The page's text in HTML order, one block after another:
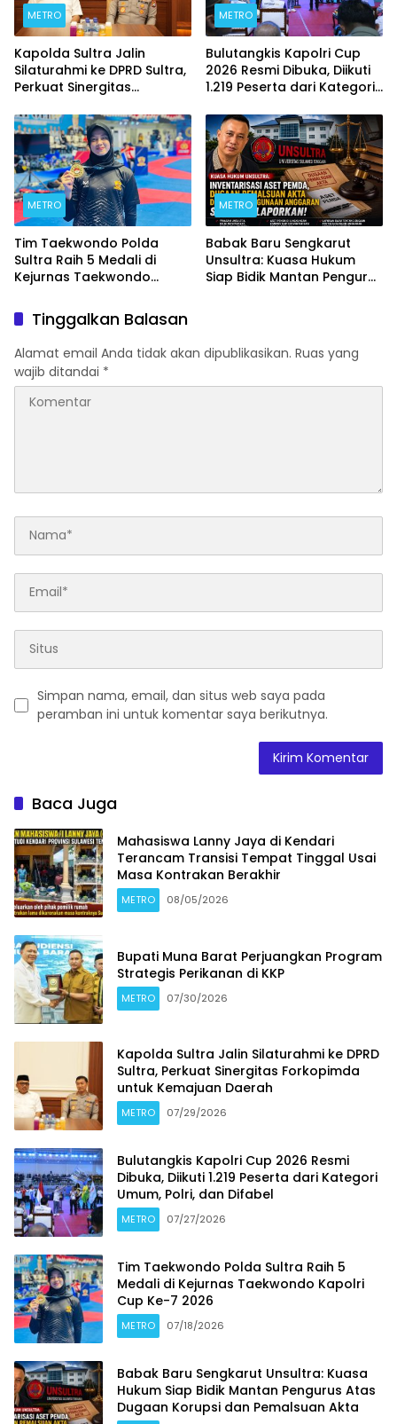
METRO
Kapolda Sultra Jalin
Silaturahmi ke DPRD Sultra,
Perkuat Sinergitas
Kemajuan Daerah
METRO
Bulutangkis Kapolri Cup
2026 Resmi Dibuka, Diikuti
1.219 Peserta dari Kategori
METRO
Tim Taekwondo Polda
Sultra Raih 5 Medali di
Kejurnas Taekwondo
METRO
Babak Baru Sengkarut
Unsultra: Kuasa Hukum
Siap Bidik Mantan Pengurus
Tinggalkan Balasan
Alamat email Anda tidak akan dipublikasikan. Ruas yang
wajib ditandai *
Simpan nama, email, dan situs web saya pada
peramban ini untuk komentar saya berikutnya.
Baca Juga
Mahasiswa Lanny Jaya di Kendari
Terancam Transisi Tempat Tinggal Usai
Masa Kontrakan Berakhir
METRO 08/05/2026
Bupati Muna Barat Perjuangkan Program
Strategis Perikanan di KKP
METRO 07/30/2026
Kapolda Sultra Jalin Silaturahmi ke DPRD
Sultra, Perkuat Sinergitas Forkopimda
untuk Kemajuan Daerah
METRO 07/29/2026
Bulutangkis Kapolri Cup 2026 Resmi
Dibuka, Diikuti 1.219 Peserta dari Kategori
Umum, Polri, dan Difabel
METRO 07/27/2026
Tim Taekwondo Polda Sultra Raih 5
Medali di Kejurnas Taekwondo Kapolri
Cup Ke-7 2026
METRO 07/18/2026
Babak Baru Sengkarut Unsultra: Kuasa
Hukum Siap Bidik Mantan Pengurus Atas
Dugaan Korupsi dan Pemalsuan Akta